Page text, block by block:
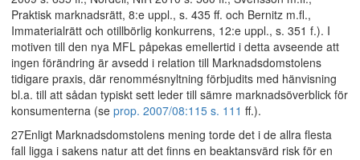
Praktisk marknadsrätt, 8:e uppl., s. 435 ff. och Bernitz m.fl.,
Immaterialrätt och otillbörlig konkurrens, 12:e uppl., s. 351 f.). I
motiven till den nya MFL påpekas emellertid i detta avseende att
ingen förändring är avsedd i relation till Marknadsdomstolens
tidigare praxis, där renommésnyltning förbjudits med hänvisning
bl.a. till att sådan typiskt sett leder till sämre marknadsöverblick för
konsumenterna (se prop. 2007/08:115 s. 111 ff.).
27Enligt Marknadsdomstolens mening torde det i de allra flesta
fall ligga i sakens natur att det finns en beaktansvärd risk för en